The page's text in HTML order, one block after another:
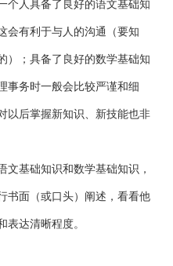
个人具备了良好的语文基础知
会有利于与人的沟通（要知
）；具备了良好的数学基础知
事务时一般会比较严谨和细
以后掌握新知识、新技能也非
文基础知识和数学基础知识，
书面（或口头）阐述，看看他
表达清晰程度。